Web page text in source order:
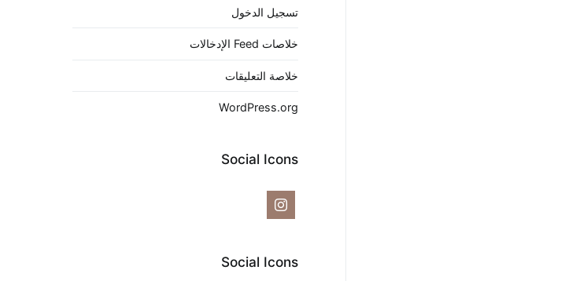
تسجيل الدخول
خلاصات Feed الإدخالات
خلاصة التعليقات
WordPress.org
Social Icons
Social Icons